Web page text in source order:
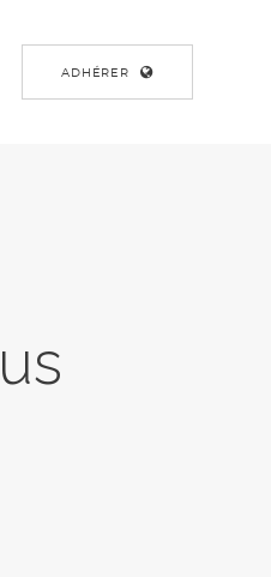
ADHÉRER